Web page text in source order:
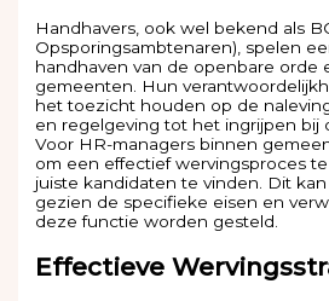
Handhavers, ook wel bekend als
Opsporingsambtenaren), spelen
handhaven van de openbare orde
gemeenten. Hun
het toezicht houden op de
en regelgeving tot het ingrijpen bij
Voor HR-managers binnen
om een effectief wervingsproces
juiste kandidaten te vinden. Dit
gezien de specifieke eisen en
deze functie worden gesteld.
Effectieve